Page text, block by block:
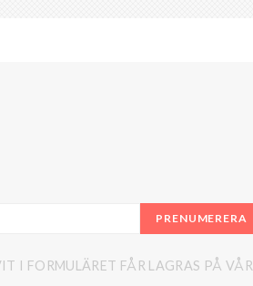
PRENUMERERA
I FORMULÄRET FÅR LAGRAS PÅ VÅR